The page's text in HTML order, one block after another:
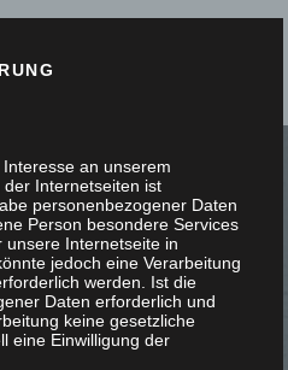
WIR
an unserem
Internetseiten ist
personenbezogener Daten
Person besondere Services
unsere Internetseite in
jedoch eine Verarbeitung
werden. Ist die
Daten erforderlich und
keine gesetzliche
eine Einwilligung der